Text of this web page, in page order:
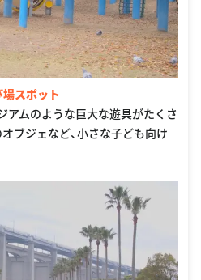
スポット
アムのような巨大な遊具がたくさ
ブジェなど、小さな子ども向け